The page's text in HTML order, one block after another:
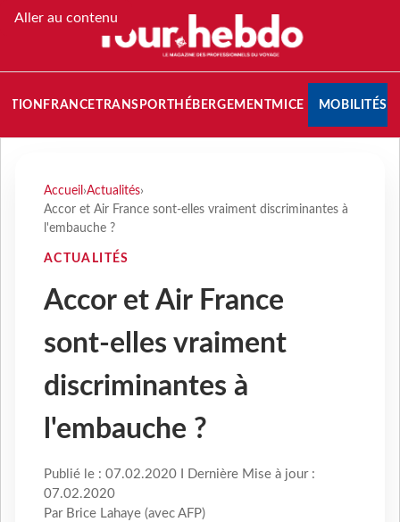
Aller au contenu
FRANCETRANSPORT HÉBERGEMENTMICE MOBILITÉS
Accueil ›Actualités›
Accor et Air France sont-elles vraiment discriminantes à
l'embauche ?
ACTUALITÉS
Accor et Air France
sont-elles vraiment
discriminantes à
l'embauche ?
Publié le : 07.02.2020 I Dernière Mise à jour :
07.02.2020
Par Brice Lahaye (avec AFP)